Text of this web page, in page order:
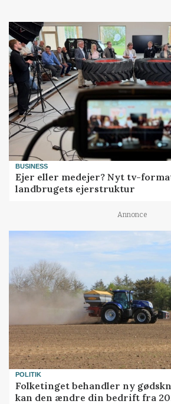
BUSINESS
Ejer eller medejer? Nyt tv-
landbrugets ejerstruktur
Annonce
POLITIK
Folketinget behandler ny
kan den ændre din bedrift fra